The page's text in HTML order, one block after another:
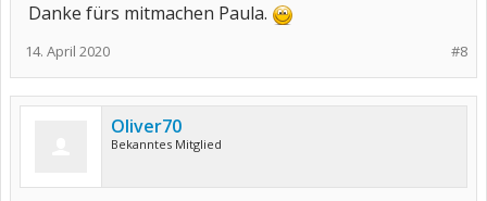
Danke fürs mitmachen Paula.
#8
14. April 2020
Oliver70
Bekanntes Mitglied